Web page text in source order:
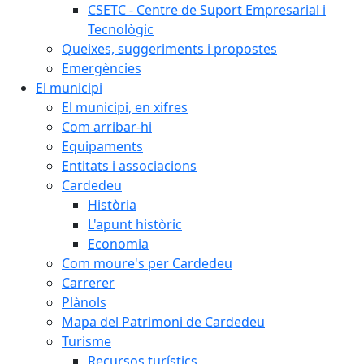
CSETC - Centre de Suport Empresarial i
Tecnològic
Queixes, suggeriments i propostes
Emergències
El municipi
El municipi, en xifres
Com arribar-hi
Equipaments
Entitats i associacions
Cardedeu
Història
L'apunt històric
Economia
Com moure's per Cardedeu
Carrerer
Plànols
Mapa del Patrimoni de Cardedeu
Turisme